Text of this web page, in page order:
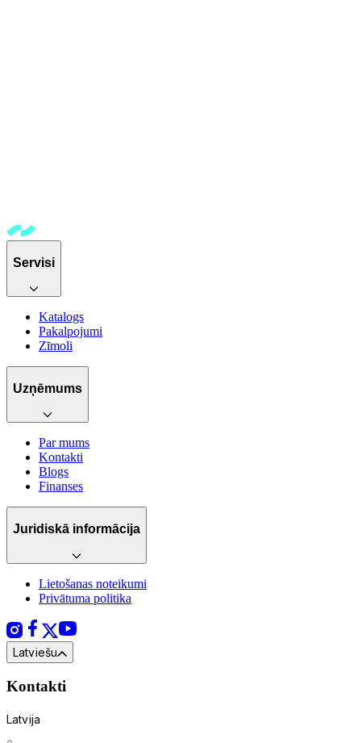
Servisi
Katalogs
Pakalpojumi
Zīmoli
Uzņēmums
Par mums
Kontakti
Blogs
Finanses
Juridiskā informācija
Lietošanas noteikumi
Privātuma politika
Latviešu
Kontakti
Latvija